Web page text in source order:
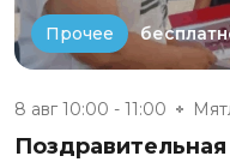
Прочее
8 авг 10:00 - 11:00